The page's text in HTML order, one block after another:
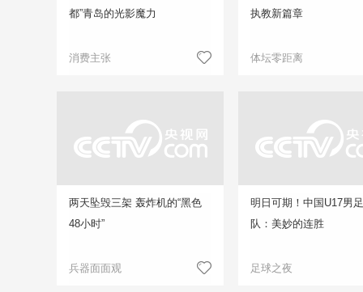
都”青岛的光影魔力
消费主张
执教新篇章
体坛零距离
两天坠毁三架 轰炸机的“黑色
48小时”
兵器面面观
明日可期！中国U17男
队：美妙的连胜
足球之夜